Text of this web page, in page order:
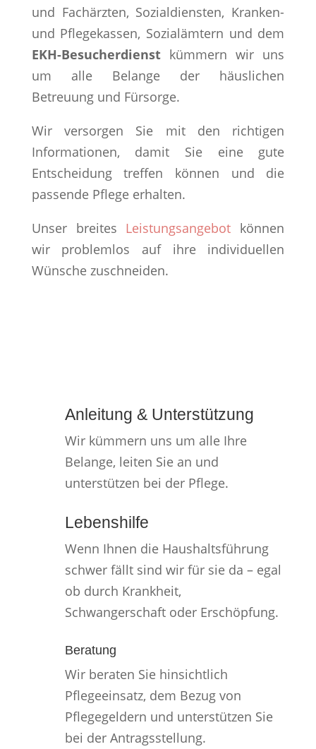
und Fachärzten, Sozialdiensten, Kranken-
und Pflegekassen, Sozialämtern und dem
EKH-Besucherdienstkümmern wir uns
um alle Belange der häuslichen
Betreuung und Fürsorge.
Wir versorgen Sie mit den richtigen
Informationen, damit Sie eine gute
Entscheidung treffen können und die
passende Pflege erhalten.
Unser breites Leistungsangebot können
wir problemlos auf ihre individuellen
Wünsche zuschneiden.
Anleitung & Unterstützung
Wir kümmern uns um alle Ihre
Belange, leiten Sie an und
unterstützen bei der Pflege.
Lebenshilfe
Wenn Ihnen die Haushaltsführung
schwer fällt sind wir für sie da – egal
ob durch Krankheit,
Schwangerschaft oder Erschöpfung.
Beratung
Wir beraten Sie hinsichtlich
Pflegeeinsatz, dem Bezug von
Pflegegeldern und unterstützen Sie
bei der Antragsstellung.